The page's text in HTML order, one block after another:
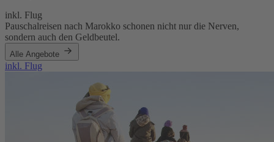
inkl. Flug
Pauschalreisen nach Marokko schonen nicht nur die Nerven,
sondern auch den Geldbeutel.
Alle Angebote
inkl. Flug